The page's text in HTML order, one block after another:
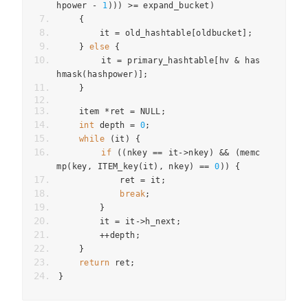
hpower
- 1 ))) >= expand_bucket )
{
        it
= old_hashtable [oldbucket ];
}
else
{
        it
= primary_hashtable hv & has
hmask( hashpower )];
}
    item
* ret = NULL ;
int depth = 0;
while
( it )
{
if
(( nkey == it ->nkey ) && (memc
mp( key , ITEM_key( it ), nkey) == 0 ))
{
            ret
= it ;
break;
}
        it
= it ->h_next ;
++depth ;
}
return ret ;
}